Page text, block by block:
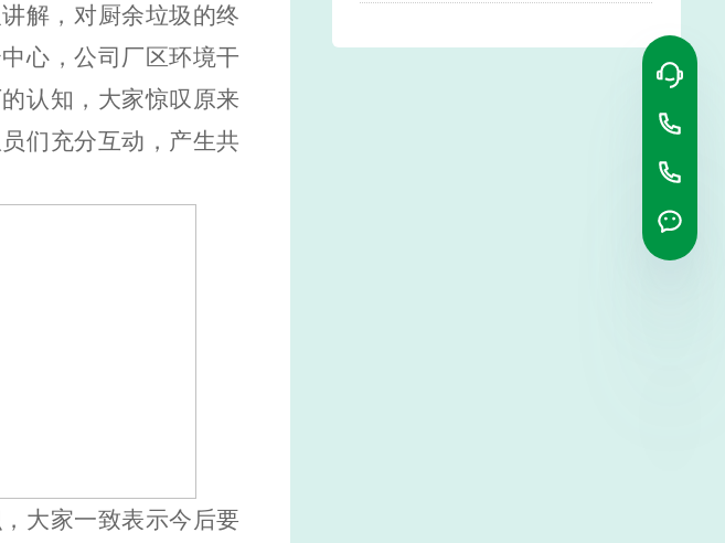
解，对厨余垃圾的终
心，公司 厂区环境干
认知，大家惊叹原来
们充分互动，产生共
大家一致表示今后要